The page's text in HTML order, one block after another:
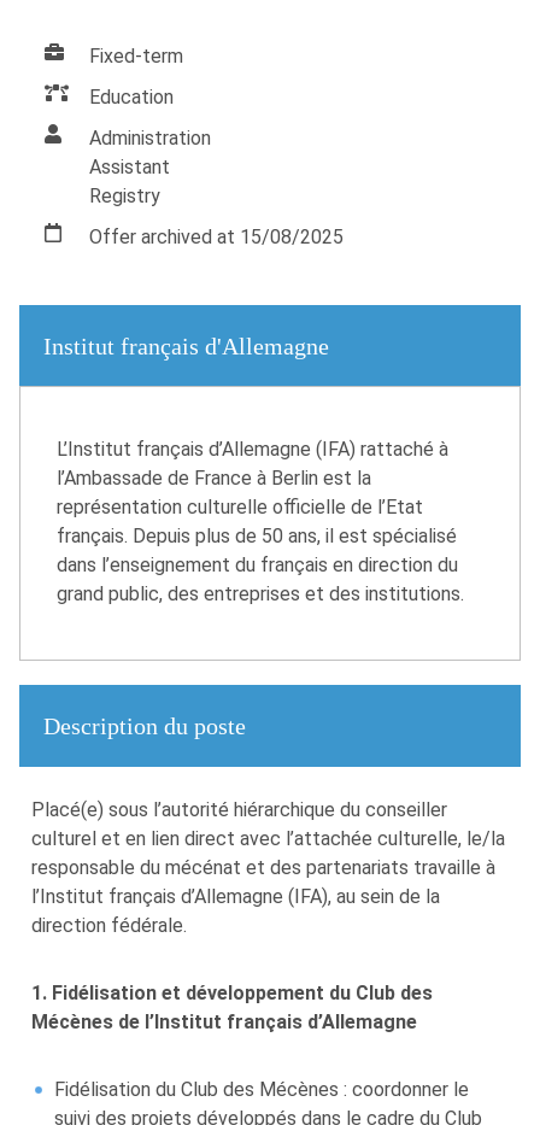
Fixed-term
Education
Administration
Assistant
Registry
Offer archived at 15/08/2025
Institut français d'Allemagne
L’Institut français d’Allemagne (IFA) rattaché à
l’Ambassade de France à Berlin est la
représentation culturelle officielle de l’Etat
français. Depuis plus de 50 ans, il est spécialisé
dans l’enseignement du français en direction du
grand public, des entreprises et des institutions.
Description du poste
Placé(e) sous l’autorité hiérarchique du conseiller
culturel et en lien direct avec l’attachée culturelle, le/la
responsable du mécénat et des partenariats travaille à
l’Institut français d’Allemagne (IFA), au sein de la
direction fédérale.
1. Fidélisation et développement du Club des
Mécènes de l’Institut français d’Allemagne
Fidélisation du Club des Mécènes : coordonner le
suivi des projets développés dans le cadre du Club